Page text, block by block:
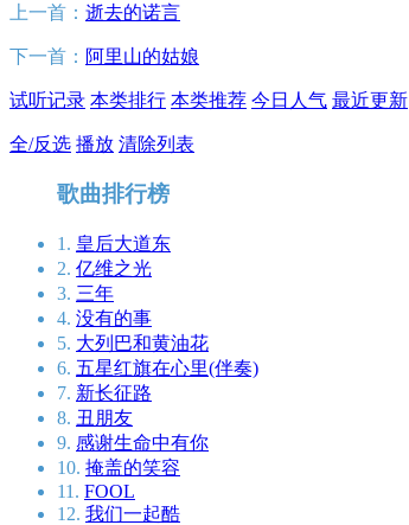
上一首： 逝去的诺言
下一首： 阿里山的姑娘
试听记录 本类排行 本类推荐 今日人气 最近更新
全/反选 播放 清除列表
歌曲排行榜
1. 皇后大道东
2. 亿维之光
3. 三年
4. 没有的事
5. 大列巴和黄油花
6. 五星红旗在心里(伴奏)
7. 新长征路
8. 丑朋友
9. 感谢生命中有你
10. 掩盖的笑容
11. FOOL
12. 我们一起酷